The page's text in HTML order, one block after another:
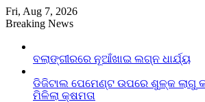
Skip
to
Fri, Aug 7, 2026
Breaking News
ବଲାଙ୍ଗୀରରେ ନୂଆଁଖାଇ ଲଗ୍ନ ଧାର୍ଯ୍ୟ
ଡିଜିଟାଲ ପେମେଣ୍ଟ ଉପରେ ଶୁଳ୍କ ଲାଗୁ
ମିଳିଲା କ୍ଷମତା